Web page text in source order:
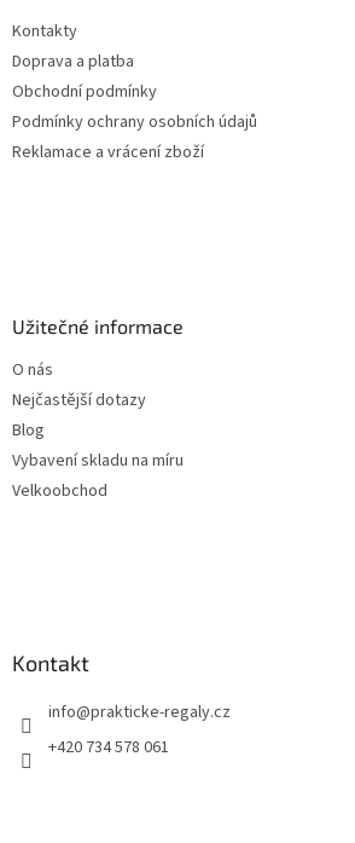
Kontakty
Doprava a platba
Obchodní podmínky
Podmínky ochrany osobních údajů
Reklamace a vrácení zboží
Užitečné informace
O nás
Nejčastější dotazy
Blog
Vybavení skladu na míru
Velkoobchod
Kontakt
info@prakticke-regaly.cz
+420 734 578 061